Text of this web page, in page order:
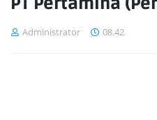
Administrator 08.42